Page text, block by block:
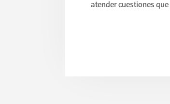
atender cuestiones